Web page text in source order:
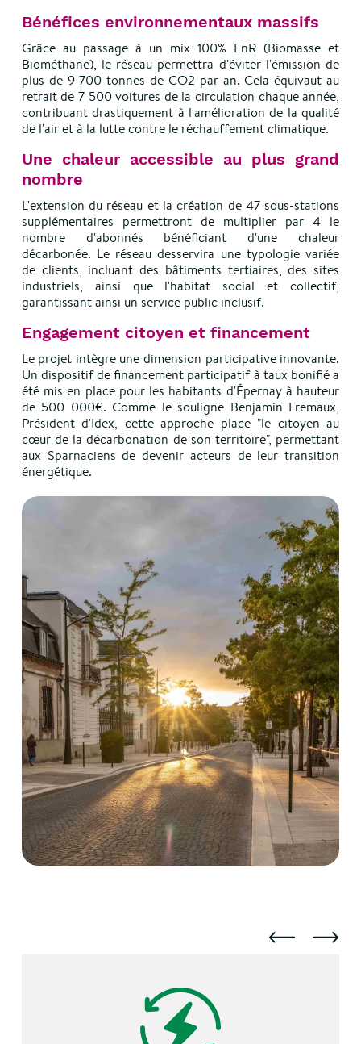
Bénéfices environnementaux massifs
Grâce au passage à un mix 100% EnR (Biomasse et
Biométhane), le réseau permettra d'éviter l'émission de
plus de 9 700 tonnes de CO2 par an. Cela équivaut au
retrait de 7 500 voitures de la circulation chaque année,
contribuant drastiquement à l'amélioration de la qualité
de l'air et à la lutte contre le réchauffement climatique.
Une chaleur accessible au plus grand
nombre
L'extension du réseau et la création de 47 sous-stations
supplémentaires permettront de multiplier par 4 le
nombre d'abonnés bénéficiant d'une chaleur
décarbonée. Le réseau desservira une typologie variée
de clients, incluant des bâtiments tertiaires, des sites
industriels, ainsi que l'habitat social et collectif,
garantissant ainsi un service public inclusif.
Engagement citoyen et financement
Le projet intègre une dimension participative innovante.
Un dispositif de financement participatif à taux bonifié a
été mis en place pour les habitants d'Épernay à hauteur
de 500 000€. Comme le souligne Benjamin Fremaux,
Président d'Idex, cette approche place "le citoyen au
cœur de la décarbonation de son territoire", permettant
aux Sparnaciens de devenir acteurs de leur transition
énergétique.